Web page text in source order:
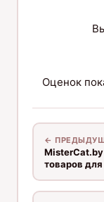
Оценок
←
товаров